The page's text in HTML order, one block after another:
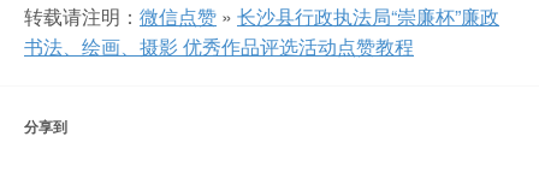
转载请注明： 微信点赞 » 长沙县行政执法局“崇廉杯”廉政
书法、绘画、摄影 优秀作品评选活动点赞教程
分享到